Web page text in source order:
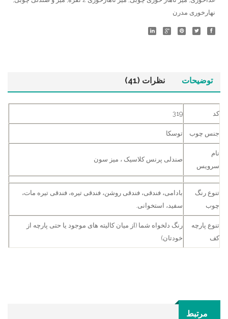
نهارخوری مدرن
توضیحات نظرات (41)
کد 319
جنس چوب توسکا
نام
سرویس
صندلی پرنس کلاسیک ، میز سون
تنوع رنگ
چوب
بادامی، فندقی، فندقی روشن، فندقی تیره، فندقی تیره مات،
سفید، استخوانی.
تنوع پارچه
کف
رنگ دلخواه شما (از میان کالیته های موجود یا حتی پارچه از
خودتان)
مرتبط